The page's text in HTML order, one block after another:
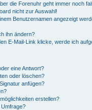
die Forenuhr geht immer noch
nicht zur Auswahl!
Benutzernamen angezeigt
ihn ändern?
E-Mail-Link klicke, werde ich
eine Antwort?
oder löschen?
anfügen?
erstellen?